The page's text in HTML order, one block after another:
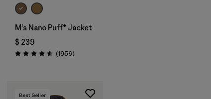
M's Nano Puff® Jacket
$ 239
Valoración: 4.6 / 5
(1956Comentarios
)
Best Seller